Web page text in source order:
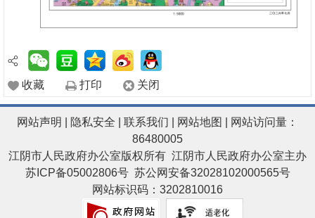
收藏 打印 关闭
网站声明 隐私安全 联系我们 网站地图
| 网站访问量：
86480005
江阴市人民政府办公室版权所有 江阴市人民政府办公室主办
苏ICP备05002806号 苏公网安备32028102000565号
网站标识码：3202810016